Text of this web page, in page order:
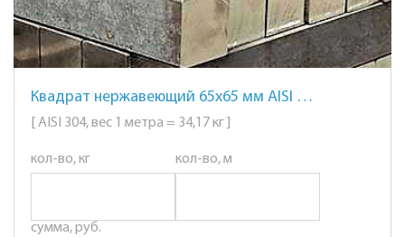
Квадрат нержавеющий 65х65 мм AISI 304 сталь 08Х18Н10
[ AISI 304, вес 1 метра = 34,17 кг ]
кол-во, кг кол-во, м
сумма, руб.